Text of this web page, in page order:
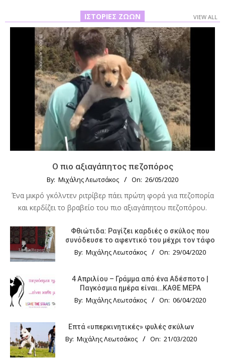
ΙΣΤΟΡΊΕΣ ΖΏΩΝ VIEW ALL
Ο πιο αξιαγάπητος πεζοπόρος
By: Μιχάλης Λεωτσάκος On: 26/05/2020
Ένα μικρό γκόλντεν ριτρίβερ πάει πρώτη φορά για πεζοπορία
και κερδίζει το βραβείο του πιο αξιαγάπητου πεζοπόρου.
Φθιώτιδα: Ραγίζει καρδιές ο σκύλος που
συνόδευσε το αφεντικό του μέχρι τον τάφο
By: Μιχάλης Λεωτσάκος On: 29/04/2020
4 Απριλίου – Γράμμα από ένα Αδέσποτο |
Παγκόσμια ημέρα είναι…ΚΑΘΕ ΜΕΡΑ
By: Μιχάλης Λεωτσάκος On: 06/04/2020
Επτά «υπερκινητικές» φυλές σκύλων
By: Μιχάλης Λεωτσάκος On: 21/03/2020